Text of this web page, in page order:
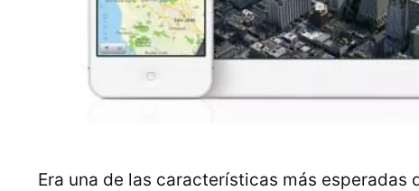
Era una de las características más esperadas